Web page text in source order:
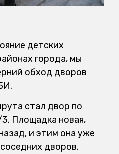
детских
города, мы
обход дворов
стал двор по
Площадка новая,
и этим она уже
дворов.